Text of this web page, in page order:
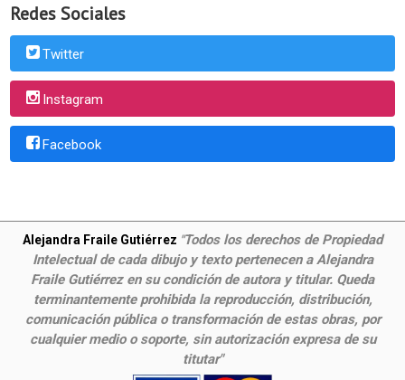
Redes Sociales
Twitter
Instagram
Facebook
Alejandra Fraile Gutiérrez "Todos los derechos de Propiedad
Intelectual de cada dibujo y texto pertenecen a Alejandra
Fraile Gutiérrez en su condición de autora y titular. Queda
terminantemente prohibida la reproducción, distribución,
comunicación pública o transformación de estas obras, por
cualquier medio o soporte, sin autorización expresa de su
titutar"